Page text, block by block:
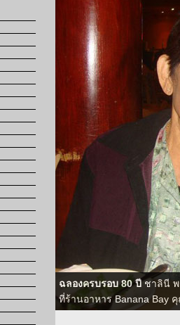
ฉลองครบรอบ 80 ปีชาลินี พ
ที่ร้านอาหาร Banana Bay